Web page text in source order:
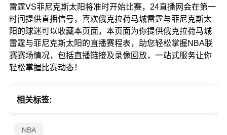
雷霆VS菲尼克斯太阳将准时开始比赛，24直播网会在第一
时间提供直播信号，喜欢俄克拉荷马城雷霆与菲尼克斯太
阳的球迷可以收藏本页面，本页面为你提供俄克拉荷马城
雷霆与菲尼克斯太阳的直播赛程表，助您轻松掌握NBA联
赛赛场情况，包括直播链接及录像回放，一站式服务让你
轻松掌握比赛动态！
相关标签:
NBA